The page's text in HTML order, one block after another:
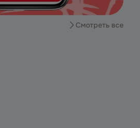
Смотреть все